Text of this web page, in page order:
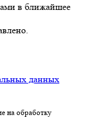
в ближайшее
данных
на обработку